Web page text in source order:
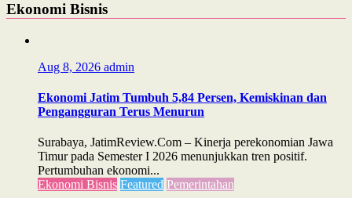
Ekonomi Bisnis
Aug 8, 2026 admin
Ekonomi Jatim Tumbuh 5,84 Persen, Kemiskinan dan
Pengangguran Terus Menurun
Surabaya, JatimReview.Com – Kinerja perekonomian Jawa
Timur pada Semester I 2026 menunjukkan tren positif.
Pertumbuhan ekonomi...
Ekonomi Bisnis Featured Pemerintahan